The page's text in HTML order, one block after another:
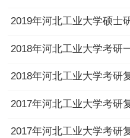
2018年河北工业大学考研
2017年河北工业大学考研
2017年河北工业大学考研